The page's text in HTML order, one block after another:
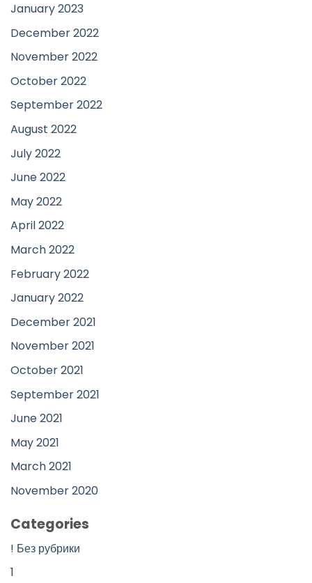
January 2023
December 2022
November 2022
October 2022
September 2022
August 2022
July 2022
June 2022
May 2022
April 2022
March 2022
February 2022
January 2022
December 2021
November 2021
October 2021
September 2021
June 2021
May 2021
March 2021
November 2020
Categories
! Без рубрики
1